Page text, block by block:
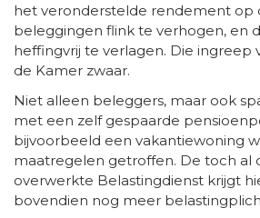
het veronderstelde rendement op
beleggingen flink te verhogen, en
heffingvrij te verlagen. Die ingreep
de Kamer zwaar.
Niet alleen beleggers, maar ook
met een zelf gespaarde
bijvoorbeeld een vakantiewoning
maatregelen getroffen. De toch al
overwerkte Belastingdienst krijgt
bovendien nog meer